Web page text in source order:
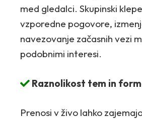
med gledalci. Skupinski
vzporedne pogovore,
navezovanje začasnih vezi
podobnimi interesi.
Raznolikost tem in
Prenosi v živo lahko